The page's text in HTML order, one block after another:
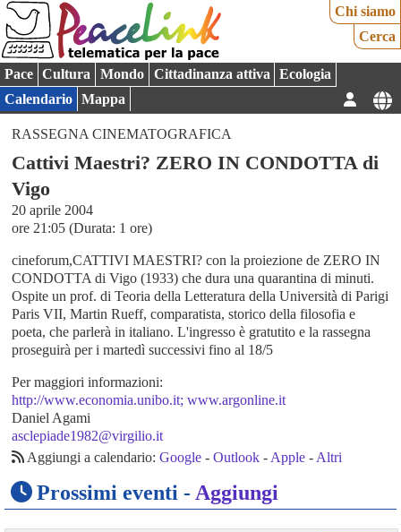
Chi siamo
Cerca
Pace Cultura Mondo Cittadinanza attiva
Ecologia
Calendario
Mappa
RASSEGNA CINEMATOGRAFICA
Cattivi Maestri? ZERO IN CONDOTTA di
Vigo
20 aprile 2004
ore 21:05 (Durata: 1 ore)
cineforum,CATTIVI MAESTRI? con la proiezione de ZERO IN
CONDOTTA di Vigo (1933) che dura una quarantina di minuti.
Ospite un prof. di Teoria della Letteratura della Università di Parigi
Paris VII, Martin Rueff, comparatista, storico della filosofia e
poeta, che parlerà in italiano. L'ingresso è gratutito e la rassegna
proseguirà per i martedì successivi fino al 18/5
Per maggiori informazioni:
http://www.economia.unibo.it; www.argonline.it
Daniel Agami
asclepiade1982@virgilio.it
Aggiungi a calendario: Google- Outlook- Apple- Altri
Prossimi eventi - Aggiungi